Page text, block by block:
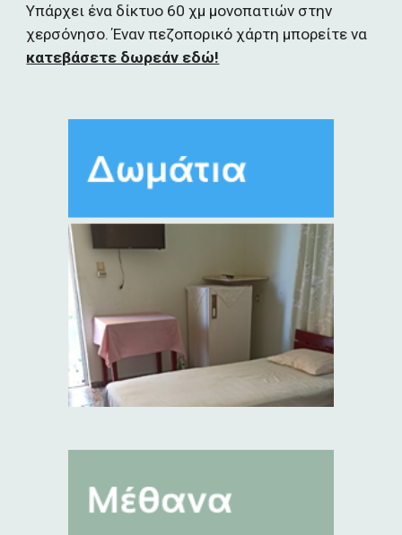
Υπάρχει ένα δίκτυο 60 χμ μονοπατιών στην
κατεβάσετε δωρεάν εδώ!